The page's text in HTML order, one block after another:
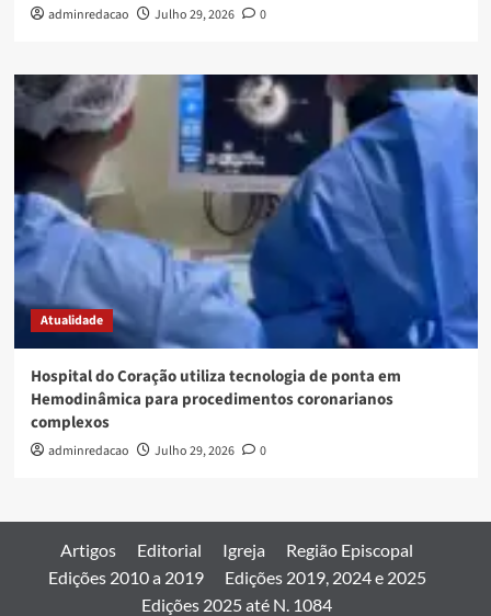
adminredacao Julho 29, 2026 0
Atualidade
Hospital do Coração utiliza tecnologia de ponta em
Hemodinâmica para procedimentos coronarianos
complexos
adminredacao Julho 29, 2026 0
Artigos Editorial Igreja
Região Episcopal
Edições 2010 a 2019
Edições 2019, 2024 e 2025
Edições 2025 até N. 1084